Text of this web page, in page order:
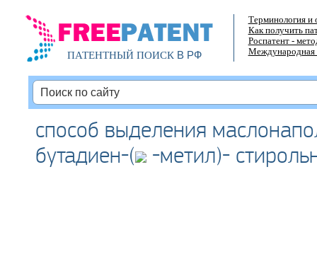
ПАТЕНТНЫЙ ПОИСКВ РФ
Терминология и
Как получить
Роспатент -
Международная
способ выделения
бутадиен-( -метил)-